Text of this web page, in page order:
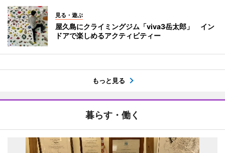
見る・遊ぶ
屋久島にクライミングジム「viva3岳太郎」 イン
ドアで楽しめるアクティビティー
もっと見る
暮らす・働く